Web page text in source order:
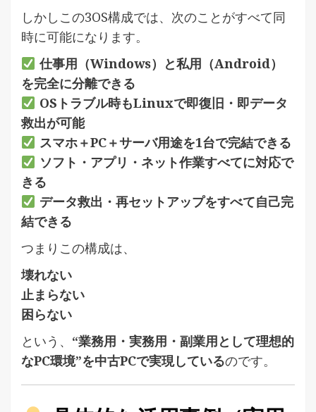
しかしこの3OS構成では、次のことがすべて同
時に可能になります。
仕事用（Windows）と私用（Android）
を完全に分離できる
OSトラブル時もLinuxで即復旧・即データ
救出が可能
スマホ＋PC＋サーバ用途を1台で完結できる
ソフト・アプリ・ネット作業すべてに対応で
きる
データ救出・再セットアップをすべて自己完
結できる
つまりこの構成は、
壊れない
止まらない
困らない
という、 “業務用・実務用・副業用として理想的
なPC環境”を中古PCで実現しているのです。